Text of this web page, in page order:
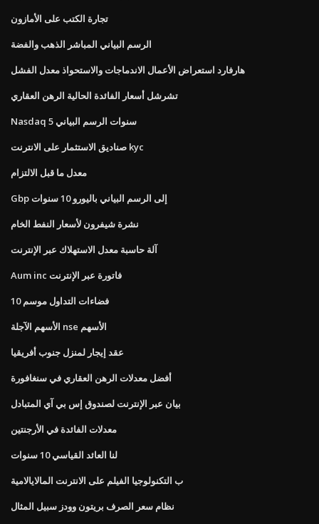
تجارة الكتب على الأمازون
الرسم البياني المباشر الذهب والفضة
هارفارد استعراض الأعمال الاندماجات والاستحواذ معدل الفشل
تشرشل أسعار الفائدة الحالية الرهن العقاري
Nasdaq 5 سنوات الرسم البياني
صناديق الاستثمار على الانترنت kyc
معدل ما قبل الالتزام
Gbp إلى الرسم البياني باليورو 10 سنوات
نشرة شيفرون لأسعار النفط الخام
آلة حاسبة معدل الاستهلاك عبر الإنترنت
Aum inc فاتورة عبر الإنترنت
فضاءات التداول موسم 10
الأسهم الآجلة nse الأسهم
عقد إيجار لمنزل جنوب أفريقيا
أفضل معدلات الرهن العقاري في سنغافورة
بيان عبر الإنترنت لصندوق إس بي آي المتبادل
معدلات الفائدة في الأرجنتين
لنا العائد القياسي 10 سنوات
ب التكنولوجيا الفيلم على الانترنت المالايالامية
نظام سعر الصرف بريتون وودز سبيل المثال